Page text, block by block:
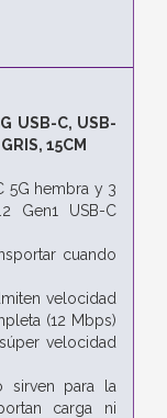
USB-C, USB-
15CM
5G hembra y 3
Gen1 USB-C
cuando
velocidad
(12 Mbps)
velocidad
sirven para la
carga ni